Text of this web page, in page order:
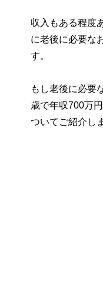
収入もある程度
に老後に必要な
す。
もし老後に必要
歳で年収700万
ついてご紹介し